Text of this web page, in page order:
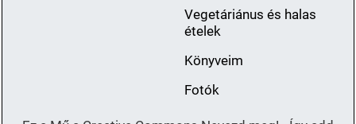
Vegetáriánus és halas
ételek
Könyveim
Fotók